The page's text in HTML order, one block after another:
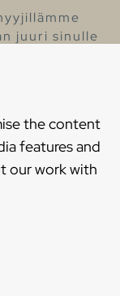
the content
features and
our work with
juuri sinulle